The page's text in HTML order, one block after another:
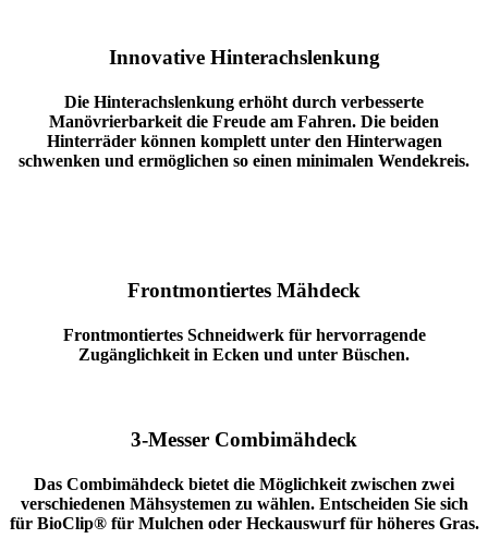
Innovative Hinterachslenkung
Die Hinterachslenkung erhöht durch verbesserte
Manövrierbarkeit die Freude am Fahren. Die beiden
Hinterräder können komplett unter den Hinterwagen
schwenken und ermöglichen so einen minimalen Wendekreis.
Frontmontiertes Mähdeck
Frontmontiertes Schneidwerk für hervorragende
Zugänglichkeit in Ecken und unter Büschen.
3-Messer Combimähdeck
Das Combimähdeck bietet die Möglichkeit zwischen zwei
verschiedenen Mähsystemen zu wählen. Entscheiden Sie sich
für BioClip® für Mulchen oder Heckauswurf für höheres Gras.